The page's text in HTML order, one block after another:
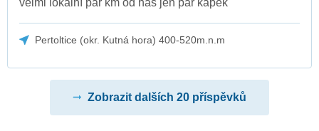
velmi lokální pár km od nás jen pár kapek
Pertoltice (okr. Kutná hora) 400-520m.n.m
Zobrazit dalších 20 příspěvků